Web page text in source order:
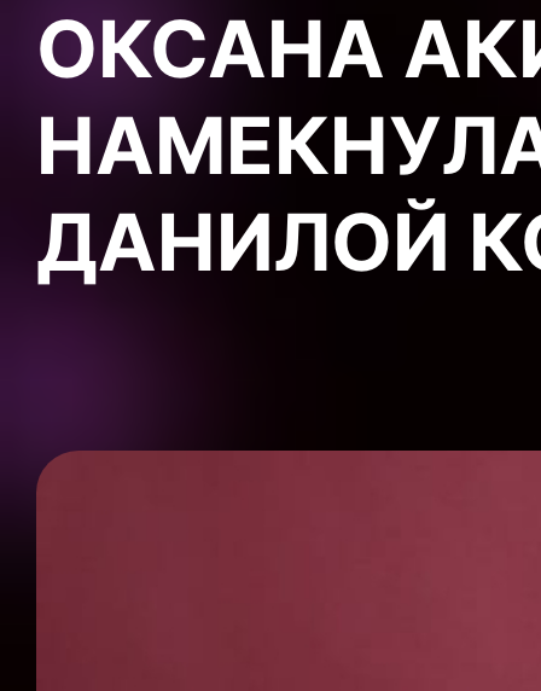
ОКСАНА
ДАНИЛОЙ